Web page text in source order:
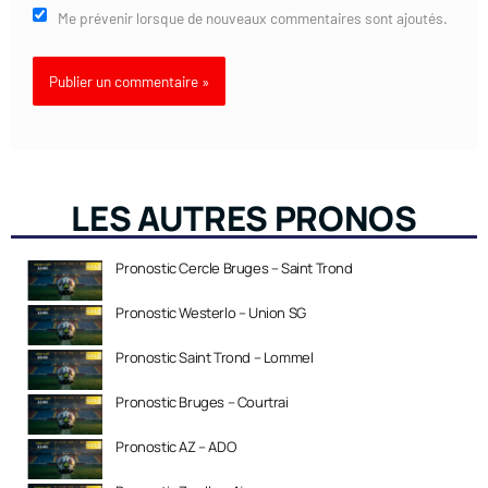
Me prévenir lorsque de nouveaux commentaires sont ajoutés.
LES AUTRES PRONOS
Pronostic Cercle Bruges – Saint Trond
Pronostic Westerlo – Union SG
Pronostic Saint Trond – Lommel
Pronostic Bruges – Courtrai
Pronostic AZ – ADO